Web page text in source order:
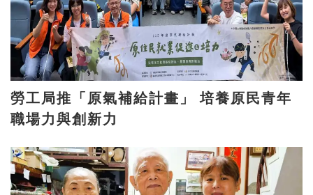
勞工局推「原氣補給計畫」 培養原民青年
職場力與創新力